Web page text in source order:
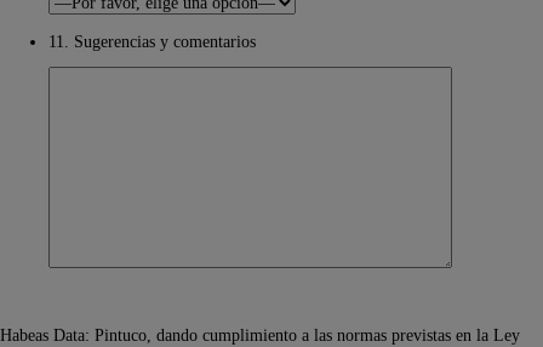
11. Sugerencias y comentarios
Habeas Data: Pintuco, dando cumplimiento a las normas previstas en la Ley